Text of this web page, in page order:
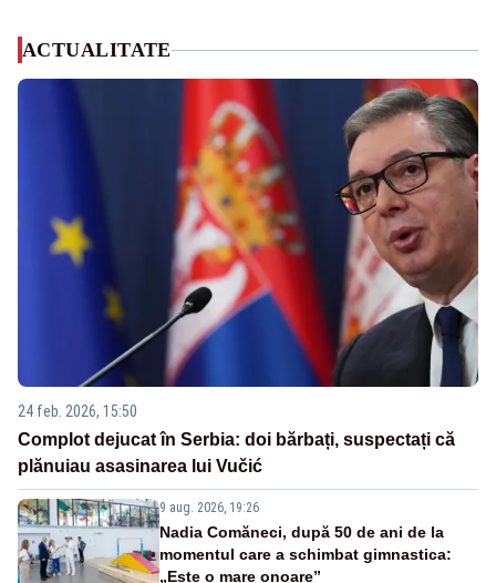
ACTUALITATE
24 feb. 2026, 15:50
Complot dejucat în Serbia: doi bărbați, suspectați că
plănuiau asasinarea lui Vučić
9 aug. 2026, 19:26
Nadia Comăneci, după 50 de ani de la
momentul care a schimbat gimnastica:
„Este o mare onoare”